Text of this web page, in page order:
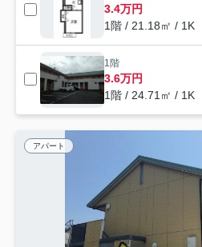
3.4万円
1階 / 21.18㎡ / 1K
1階
3.6万円
1階 / 24.71㎡ / 1K
アパート